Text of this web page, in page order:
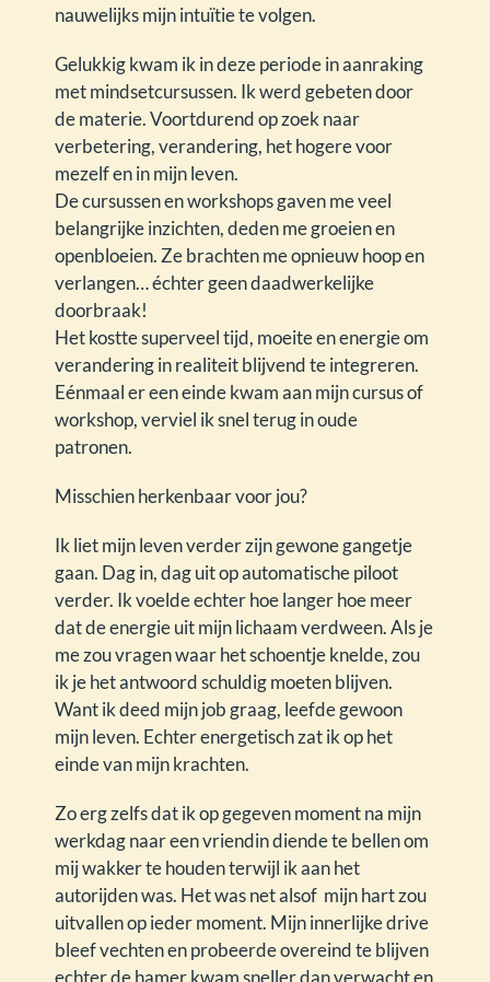
nauwelijks mijn intuïtie te volgen.
Gelukkig kwam ik in deze periode in aanraking
met mindsetcursussen. Ik werd gebeten door
de materie. Voortdurend op zoek naar
verbetering, verandering, het hogere voor
mezelf en in mijn leven.
De cursussen en workshops gaven me veel
belangrijke inzichten, deden me groeien en
openbloeien. Ze brachten me opnieuw hoop en
verlangen… échter geen daadwerkelijke
doorbraak!
Het kostte superveel tijd, moeite en energie om
verandering in realiteit blijvend te integreren.
Eénmaal er een einde kwam aan mijn cursus of
workshop, verviel ik snel terug in oude
patronen.
Misschien herkenbaar voor jou?
Ik liet mijn leven verder zijn gewone gangetje
gaan. Dag in, dag uit op automatische piloot
verder. Ik voelde echter hoe langer hoe meer
dat de energie uit mijn lichaam verdween. Als je
me zou vragen waar het schoentje knelde, zou
ik je het antwoord schuldig moeten blijven.
Want ik deed mijn job graag, leefde gewoon
mijn leven. Echter energetisch zat ik op het
einde van mijn krachten.
Zo erg zelfs dat ik op gegeven moment na mijn
werkdag naar een vriendin diende te bellen om
mij wakker te houden terwijl ik aan het
autorijden was. Het was net alsof mijn hart zou
uitvallen op ieder moment. Mijn innerlijke drive
bleef vechten en probeerde overeind te blijven
echter de hamer kwam sneller dan verwacht en